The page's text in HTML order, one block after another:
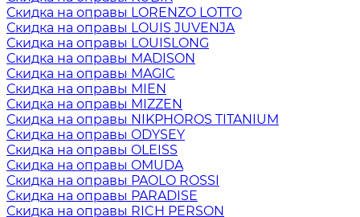
Скидка на оправы LORENZO LOTTO
Скидка на оправы LOUIS JUVENJA
Скидка на оправы LOUISLONG
Скидка на оправы MADISON
Скидка на оправы MAGIC
Скидка на оправы MIEN
Скидка на оправы MIZZEN
Скидка на оправы NIKPHOROS TITANIUM
Скидка на оправы ODYSEY
Скидка на оправы OLEISS
Скидка на оправы OMUDA
Скидка на оправы PAOLO ROSSI
Скидка на оправы PARADISE
Скидка на оправы RICH PERSON